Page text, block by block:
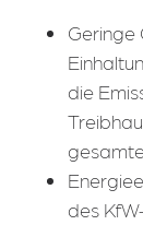
Geringe
die
des